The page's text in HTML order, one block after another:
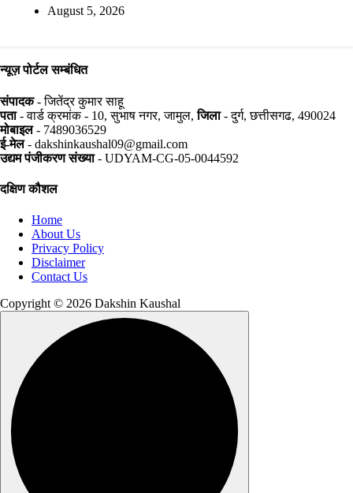
August 5, 2026
न्यूज़ पोर्टल सम्बंधित
संपादक- जितेंद्र कुमार साहू
पता- वार्ड क्रमांक - 10, सुभाष नगर, जामुल,जिला- दुर्ग, छत्तीसगढ, 490024
मोबाइल- 7489036529
ई-मेल- dakshinkaushal09@gmail.com
उद्यम पंजीकरण संख्या- UDYAM-CG-05-0044592
दक्षिण कौशल
Home
About Us
Privacy Policy
Disclaimer
Contact Us
Copyright © 2026 Dakshin Kaushal